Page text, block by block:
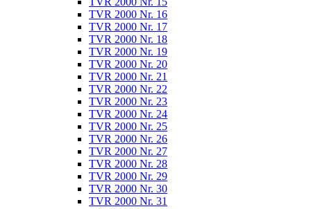
TVR 2000 Nr. 16
TVR 2000 Nr. 17
TVR 2000 Nr. 18
TVR 2000 Nr. 19
TVR 2000 Nr. 20
TVR 2000 Nr. 21
TVR 2000 Nr. 22
TVR 2000 Nr. 23
TVR 2000 Nr. 24
TVR 2000 Nr. 25
TVR 2000 Nr. 26
TVR 2000 Nr. 27
TVR 2000 Nr. 28
TVR 2000 Nr. 29
TVR 2000 Nr. 30
TVR 2000 Nr. 31